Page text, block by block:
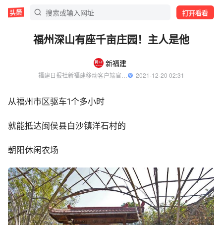
打开看看
福州深山有座千亩庄园！主人是他
新福建
  2021-12-20 02:31
从福州市区驱车1个多小时
就能抵达闽侯县白沙镇洋石村的
朝阳休闲农场